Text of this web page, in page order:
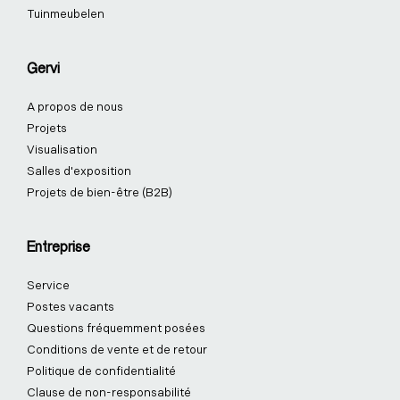
Tuinmeubelen
Gervi
A propos de nous
Projets
Visualisation
Salles d'exposition
Projets de bien-être (B2B)
Entreprise
Service
Postes vacants
Questions fréquemment posées
Conditions de vente et de retour
Politique de confidentialité
Clause de non-responsabilité